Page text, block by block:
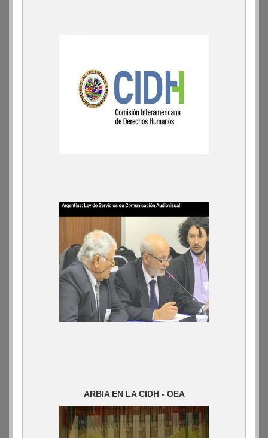
ARBIA EN LA CIDH - OEA